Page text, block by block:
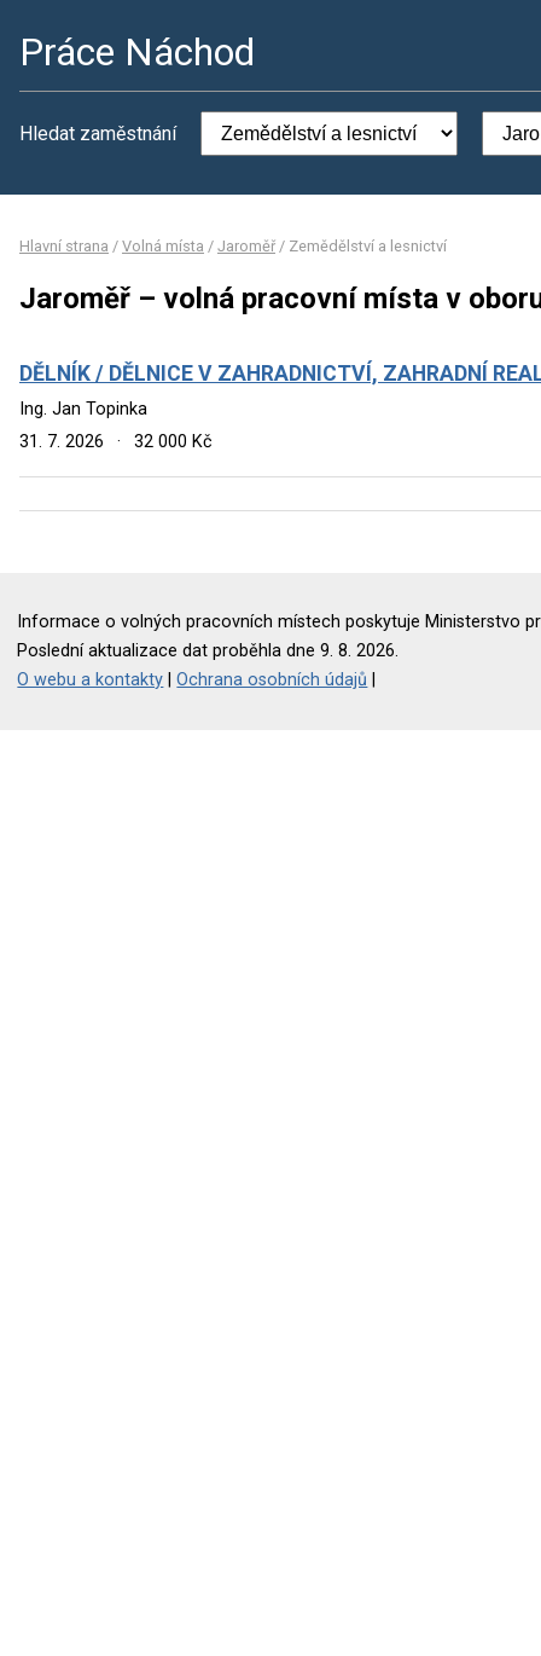
Práce Náchod
Hledat zaměstnání
Hlavní strana / Volná místa / Jaroměř / Zemědělství a lesnictví
Jaroměř – volná pracovní místa v
DĚLNÍK / DĚLNICE V ZAHRADNICTVÍ, ZAHRADNÍ
Ing. Jan Topinka
31. 7. 2026
· 32 000 Kč
Informace o volných pracovních místech poskytuje Ministerstvo
Poslední aktualizace dat proběhla dne 9. 8. 2026.
O webu a kontakty |Ochrana osobních údajů